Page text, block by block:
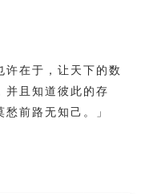
许在于，让天下的数
并且知道彼此的存
前路无知己。」